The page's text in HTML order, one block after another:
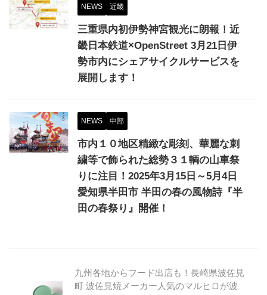
NEWS 近畿
三重県内初伊勢神宮観光に朗報！近
畿日本鉄道×OpenStreet 3月21日伊
勢市内にシェアサイクルサービスを
展開します！
NEWS 中部
市内１０地区精緻な彫刻、華麗な刺
繍等で飾られた総勢３１輌の山車祭
りに注目！2025年3月15日～5月4日
愛知県半田市 半田の春の風物詩『半
田の春祭り』開催！
九州各地からフード出店も！長崎県波佐見
町 波佐見焼メーカー人気のマルヒロが波